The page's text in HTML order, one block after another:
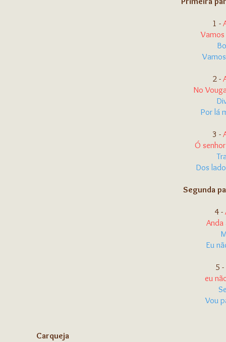
1 -
2 -
No
Por lá
3 -
Ó
Dos
Segunda
4 -
Anda
Eu
5 -
eu
Vou
Carqueja